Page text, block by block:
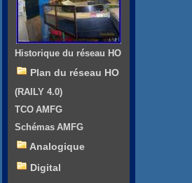
Historique du réseau HO
Plan du réseau HO
(RAILY 4.0)
TCO AMFG
Schémas AMFG
Analogique
Digital